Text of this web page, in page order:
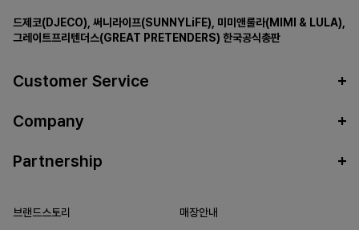
드제코(DJECO), 써니라이프(SUNNYLiFE), 미미앤룰라(MIMI & LULA),
그레이트프리텐더스(GREAT PRETENDERS) 한국공식총판
Customer Service
Company
Partnership
브랜드스토리 매장안내